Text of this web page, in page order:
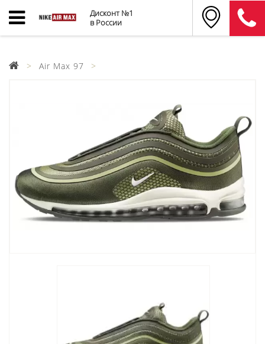
Дисконт №1
в России
Air Max 97